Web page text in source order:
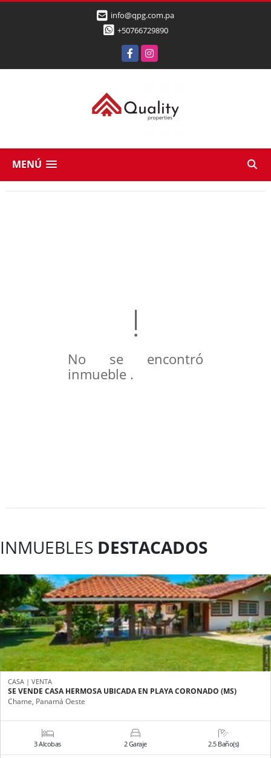
info@qpg.com.pa
+50766729890
FacebookInstagram
MENÚ
No se encontró
inmueble .
INMUEBLES DESTACADOS
CASA | VENTA
SE VENDE CASA HERMOSA UBICADA EN PLAYA CORONADO (MS)
Chame, Panamá Oeste
3 Alcobas 2 Garaje 2.5 Baño(s)